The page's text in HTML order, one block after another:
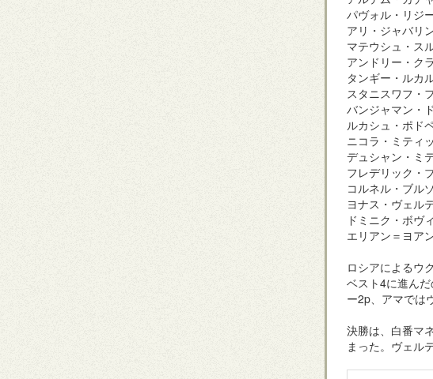
パヴォル・リジ
アリ・ジャバリ
マテウシュ・ス
アンドリー・ク
タンギー・ルカ
スタニスワフ・
バンジャマン・
ルカシュ・ポド
ニコラ・ミティ
デュシャン・ミ
フレデリック・
コルネル・ブル
ヨナス・ヴェル
ドミニク・ボヴ
エリアン＝ヨア
ロシアによるウ
ベスト4に進ん
ー2p、アマでは
決勝は、白番マ
まった。ヴェル